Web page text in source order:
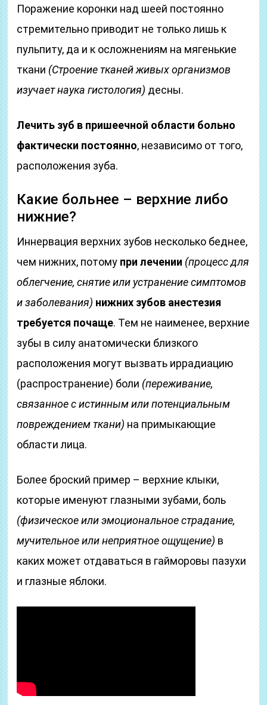
Поражение коронки над шеей постоянно
стремительно приводит не только лишь к
пульпиту, да и к осложнениям на мягенькие
ткани (Строение тканей живых организмов
изучает наука гистология) десны.
Лечить зуб в пришеечной области больно
фактически постоянно, независимо от того,
расположения зуба.
Какие больнее – верхние либо
нижние?
Иннервация верхних зубов несколько беднее,
чем нижних, потому при лечении (процесс для
облегчение, снятие или устранение симптомов
и заболевания) нижних зубов анестезия
требуется почаще. Тем не наименее, верхние
зубы в силу анатомически близкого
расположения могут вызвать иррадиацию
(распространение) боли (переживание,
связанное с истинным или потенциальным
повреждением ткани) на примыкающие
области лица.
Более броский пример – верхние клыки,
которые именуют глазными зубами, боль
(физическое или эмоциональное страдание,
мучительное или неприятное ощущение) в
каких может отдаваться в гайморовы пазухи
и глазные яблоки.